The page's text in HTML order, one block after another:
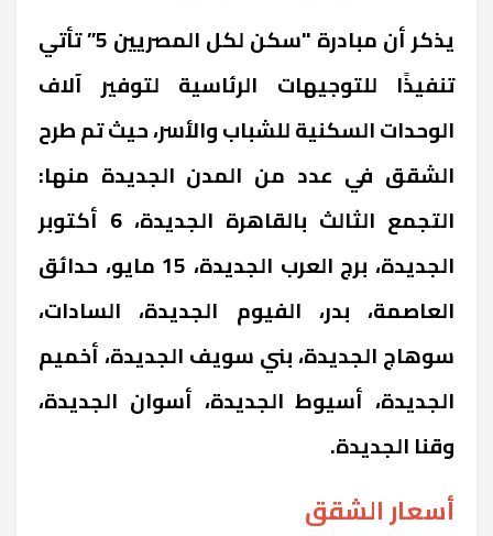
يذكر أن مبادرة "سكن لكل المصريين 5” تأتي
تنفيذًا للتوجيهات الرئاسية لتوفير آلاف
الوحدات السكنية للشباب والأسر، حيث تم طرح
الشقق في عدد من المدن الجديدة منها:
التجمع الثالث بالقاهرة الجديدة، 6 أكتوبر
الجديدة، برج العرب الجديدة، 15 مايو، حدائق
العاصمة، بدر، الفيوم الجديدة، السادات،
سوهاج الجديدة، بني سويف الجديدة، أخميم
الجديدة، أسيوط الجديدة، أسوان الجديدة،
وقنا الجديدة.
أسعار الشقق